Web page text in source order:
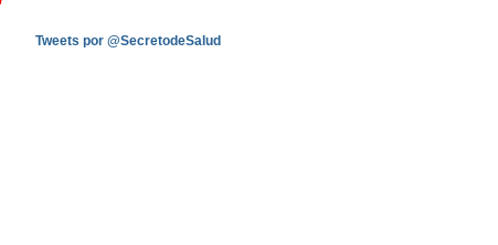
Tweets por @SecretodeSalud